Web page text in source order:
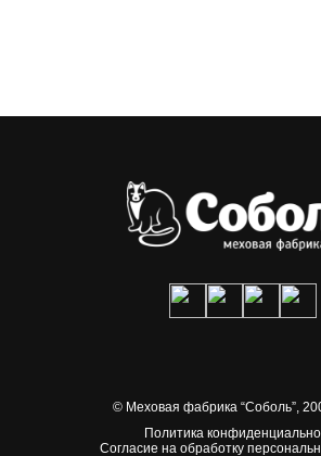
© Меховая фабрика “Соболь”,
Политика
Согласие на обработку